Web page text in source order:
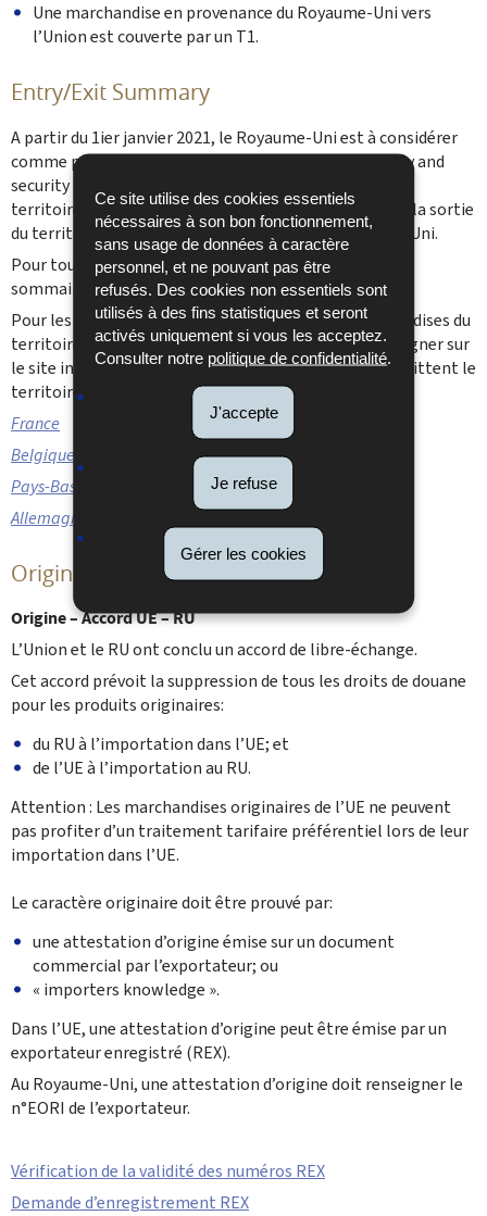
Ce site utilise des cookies essentiels
nécessaires à son bon fonctionnement,
sans usage de données à caractère
personnel, et ne pouvant pas être
refusés. Des cookies non essentiels sont
utilisés à des fins statistiques et seront
activés uniquement si vous les acceptez.
Consulter notre politique de confidentialité.
J'accepte
Je refuse
Gérer les cookies
Une marchandise en provenance du Royaume-Uni vers
l’Union est couverte par un T1.
Entry/Exit Summary
A partir du 1ier janvier 2021, le Royaume-Uni est à considérer
comme pays non-union. Toutes les formalités « safety and
security » préalable à l’entrée des marchandises sur le
territoire de l’Union ainsi que celle applicables lors de la sortie
du territoire de l’Union sont applicables au Royaume–Uni.
Pour tout renseignement concernant la déclaration
sommaire d’entrée veuillezconsulter ICS.
Pour les formalités préalables à la sortie des marchandises du
territoire de l’Union il est recommandé de vous renseigner sur
le site internet du pays par lequel vos marchandises quittent le
territoire de l’Union :
France
Belgique
Pays-Bas
Allemagne
Origine
Origine – Accord UE – RU
L’Union et le RU ont conclu un accord de libre-échange.
Cet accord prévoit la suppression de tous les droits de douane
pour les produits originaires:
du RU à l’importation dans l’UE; et
de l’UE à l’importation au RU.
Attention : Les marchandises originaires de l’UE ne peuvent
pas profiter d’un traitement tarifaire préférentiel lors de leur
importation dans l’UE.
Le caractère originaire doit être prouvé par:
une attestation d’origine émise sur un document
commercial par l’exportateur; ou
« importers knowledge ».
Dans l’UE, une attestation d’origine peut être émise par un
exportateur enregistré (REX).
Au Royaume-Uni, une attestation d’origine doit renseigner le
n°EORI de l’exportateur.
Vérification de la validité des numéros REX
Demande d’enregistrement REX